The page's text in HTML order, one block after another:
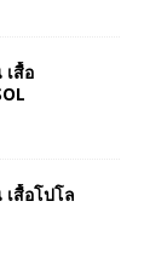
เสื้อ
เสื้อโปโล